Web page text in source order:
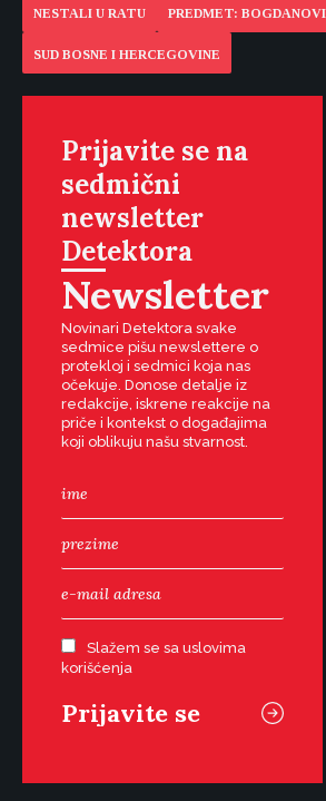
NESTALI U RATU PREDMET:
SUD BOSNE I HERCEGOVINE
Prijavite se na
sedmični
newsletter
Detektora
Newsletter
Novinari Detektora svake
sedmice pišu newslettere o
protekloj i sedmici koja nas
očekuje. Donose detalje iz
redakcije, iskrene reakcije na
priče i kontekst o događajima
koji oblikuju našu stvarnost.
Slažem se sa uslovima
korišćenja